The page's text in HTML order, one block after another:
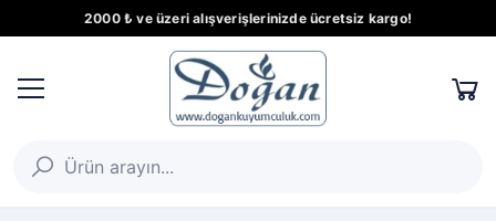
2000 ₺ ve üzeri alışverişlerinizde ücretsiz kargo!